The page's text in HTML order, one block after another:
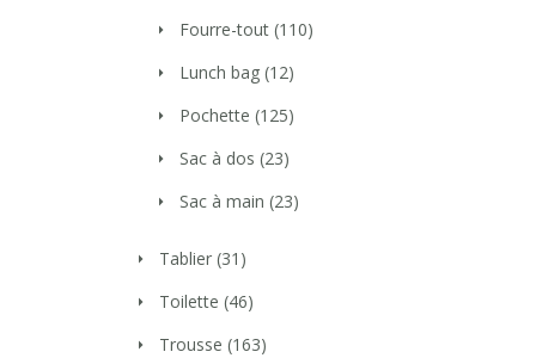
Fourre-tout (110)
Lunch bag (12)
Pochette (125)
Sac à dos (23)
Sac à main (23)
Tablier (31)
Toilette (46)
Trousse (163)